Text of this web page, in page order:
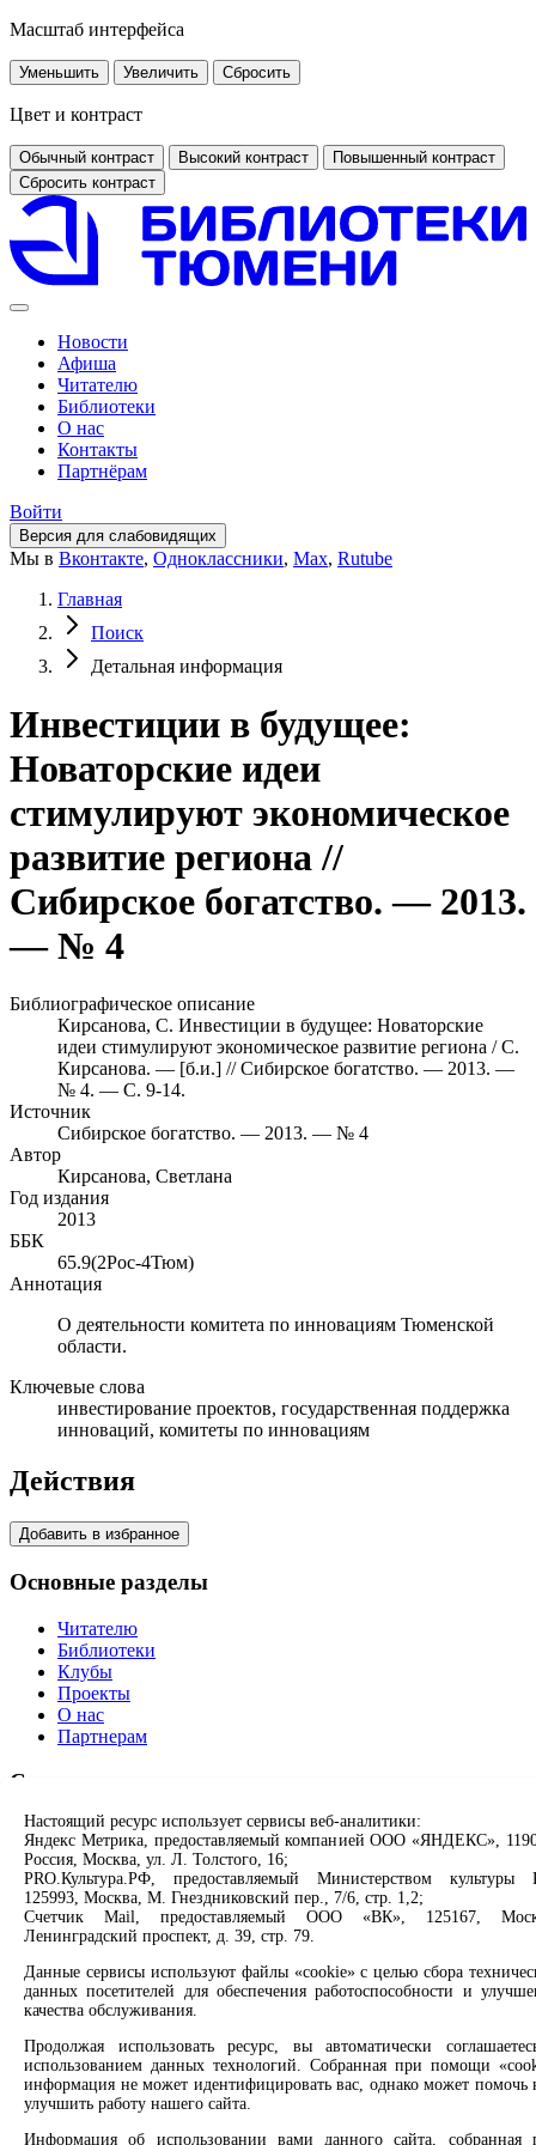
Масштаб интерфейса
Уменьшить Увеличить Сбросить
Цвет и контраст
Обычный контраст Высокий контраст
Повышенный контраст
Сбросить контраст
Новости
Афиша
Читателю
Библиотеки
О нас
Контакты
Партнёрам
Войти
Версия для слабовидящих
Мы в Вконтакте, Одноклассники, Max, Rutube
Главная
Поиск
Детальная информация
Инвестиции в будущее:
Новаторские идеи
стимулируют экономическое
развитие региона //
Сибирское богатство. — 2013.
— № 4
Библиографическое описание
Кирсанова, С. Инвестиции в будущее: Новаторские
идеи стимулируют экономическое развитие региона / С.
Кирсанова. — [б.и.] // Сибирское богатство. — 2013. —
№ 4. — С. 9-14.
Источник
Сибирское богатство. — 2013. — № 4
Автор
Кирсанова, Светлана
Год издания
2013
ББК
65.9(2Рос-4Тюм)
Аннотация
О деятельности комитета по инновациям Тюменской
области.
Ключевые слова
инвестирование проектов, государственная поддержка
инноваций, комитеты по инновациям
Действия
Добавить в избранное
Основные разделы
Читателю
Библиотеки
Клубы
Проекты
О нас
Партнерам
Сервисы
Продлить книгу
Спроси библиотекаря
Спроси краеведа
Оцените качество услуг
Направить обращение директору
Соцсети
Вконтакте
Max
Rutube
Заметили опечатку? Выделите текст с ошибкой и нажмите
клавиши Ctrl+Enter или ссылку ниже
Настоящий ресурс использует сервисы веб-аналитики:
Яндекс Метрика, предоставляемый компанией ООО «ЯНДЕКС»,
Россия, Москва, ул. Л. Толстого, 16;
PRO.Культура.РФ, предоставляемый Министерством культуры
125993, Москва, М. Гнездниковский пер., 7/6, стр. 1,2;
Счетчик Mail, предоставляемый ООО «ВК», 125167,
Ленинградский проспект, д. 39, стр. 79.
Данные сервисы используют файлы «cookie» с целью сбора
данных посетителей для обеспечения работоспособности и
качества обслуживания.
Продолжая использовать ресурс, вы автоматически
использованием данных технологий. Собранная при помощи
информация не может идентифицировать вас, однако может помочь
улучшить работу нашего сайта.
Информация об использовании вами данного сайта, собранная